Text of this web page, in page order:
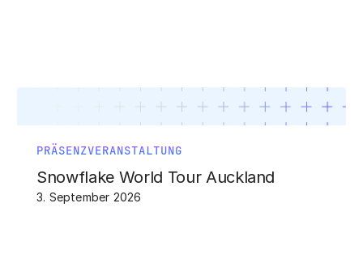
PRÄSENZVERANSTALTUNG
Snowflake World Tour Auckland
3. September 2026